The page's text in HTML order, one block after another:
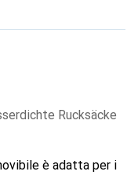
Rucksäcke
è adatta per i